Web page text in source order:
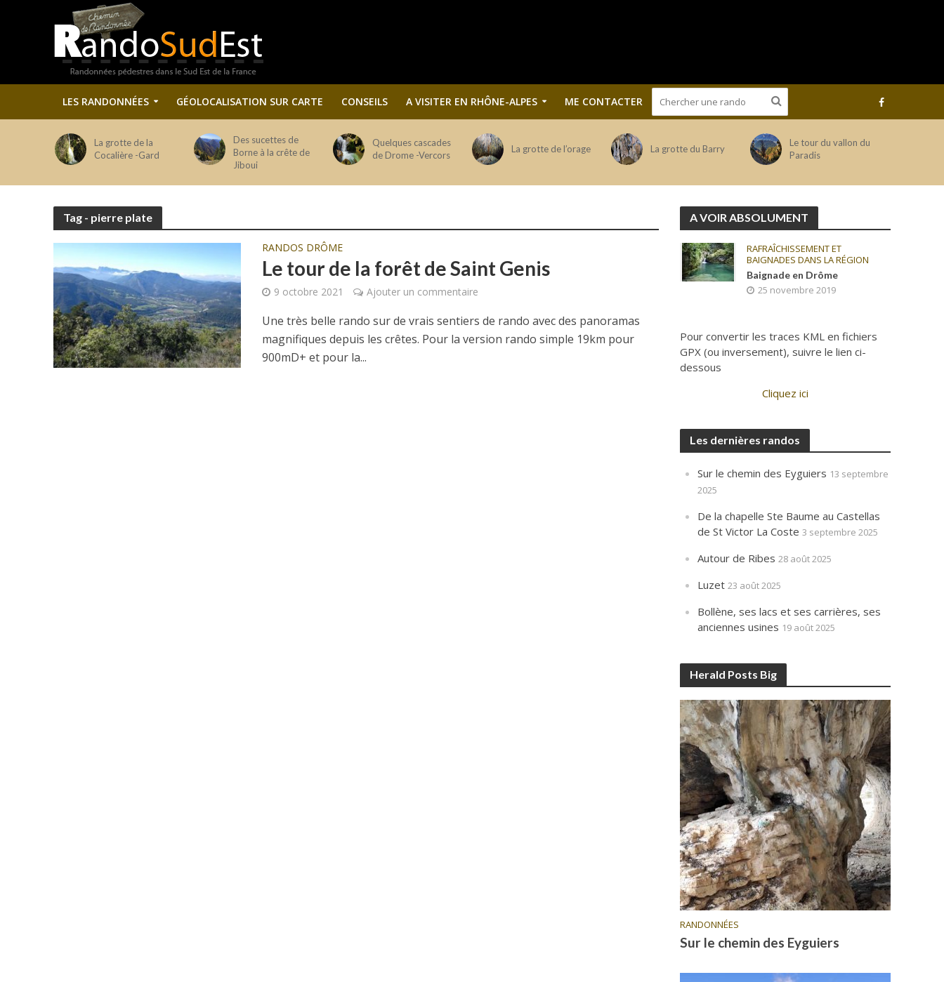
LES RANDONNÉES GÉOLOCALISATION SUR CARTE CONSEILS A VISITER EN RHÔNE-ALPES ME CONTACTER
La grotte de la
Cocalière -Gard
Des sucettes de
Borne à la crête de
Jiboui
Quelques cascades
de Drome -Vercors
La grotte de l’orage La grotte du Barry
Le tour du vallon du
Paradis
Tag - pierre plate
RANDOS DRÔME
Le tour de la forêt de Saint Genis
9 octobre 2021 Ajouter un commentaire
Une très belle rando sur de vrais sentiers de rando avec des panoramas
magnifiques depuis les crêtes. Pour la version rando simple 19km pour
900mD+ et pour la...
A VOIR ABSOLUMENT
RAFRAÎCHISSEMENT ET
BAIGNADES DANS LA RÉGION
Baignade en Drôme
25 novembre 2019
Pour convertir les traces KML en fichiers
GPX (ou inversement), suivre le lien ci-
dessous
Cliquez ici
Les dernières randos
Sur le chemin des Eyguiers 13 septembre
2025
De la chapelle Ste Baume au Castellas
de St Victor La Coste 3 septembre 2025
Autour de Ribes 28 août 2025
Luzet 23 août 2025
Bollène, ses lacs et ses carrières, ses
anciennes usines 19 août 2025
Herald Posts Big
RANDONNÉES
Sur le chemin des Eyguiers